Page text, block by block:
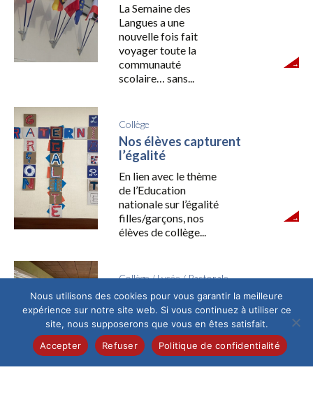
La Semaine des
Langues a une
nouvelle fois fait
voyager toute la
communauté
scolaire… sans...
Collège
Nos élèves capturent
l’égalité
En lien avec le thème
de l’Education
nationale sur l’égalité
filles/garçons, nos
élèves de collège...
Collège/Lycée/Pastorale
Fêtons la mi Carême !
Jeudi 12 mars, à la mi
Carême, les
collégiens et les
lycéens de
Nous utilisons des cookies pour vous garantir la meilleure
expérience sur notre site web. Si vous continuez à utiliser ce
site, nous supposerons que vous en êtes satisfait.
Accepter
Refuser Politique de confidentialité